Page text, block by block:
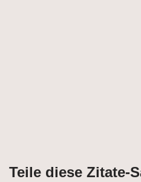
Teile diese Zitate-